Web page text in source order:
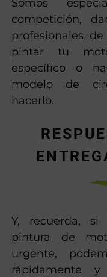
Si quieres
Design somos
plásticos de
Somos
competición,
profesionales
específico o
modelo de